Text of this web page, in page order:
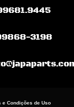
3198
e Condições de Uso